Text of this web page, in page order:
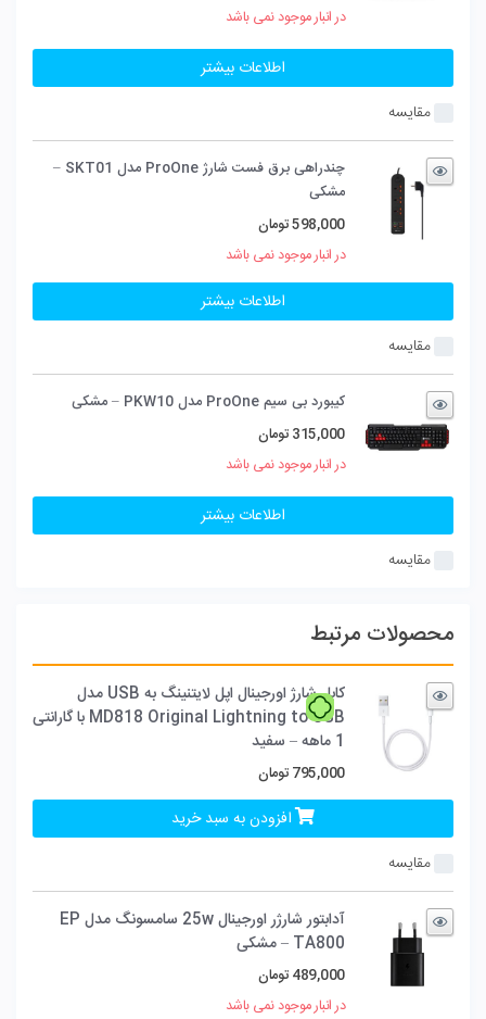
در انبار موجود نمی باشد
اطلاعات بیشتر
مقایسه
چندراهی برق فست شارژ ProOne مدل SKT01 –
مشکی
598,000تومان
در انبار موجود نمی باشد
اطلاعات بیشتر
مقایسه
کیبورد بی سیم ProOne مدل PKW10 – مشکی
315,000 تومان
در انبار موجود نمی باشد
اطلاعات بیشتر
مقایسه
محصولات مرتبط
کابل شارژ اورجینال اپل لایتنینگ به USB مدل
MD818 Original Lightning to USB با گارانتی
1 ماهه – سفید
795,000 تومان
افزودن به سبد خرید
مقایسه
آدابتور شارژر اورجینال 25w سامسونگ مدل EP
TA800 – مشکی
489,000 تومان
در انبار موجود نمی باشد